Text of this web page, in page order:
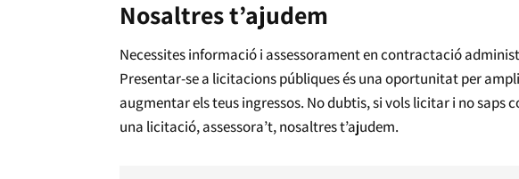
Nosaltres t’ajudem
Necessites informació i assessorament en contractació
Presentar-se a licitacions públiques és una oportunitat per
augmentar els teus ingressos. No dubtis, si vols licitar i no saps
una licitació, assessora’t, nosaltres t’ajudem.